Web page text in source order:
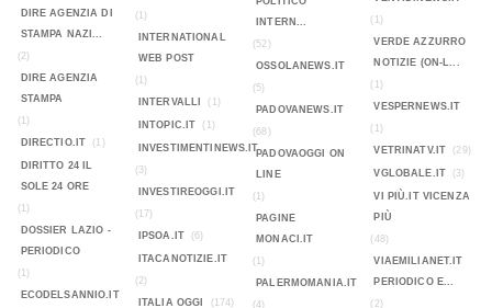
DIRE AGENZIA DI
STAMPA NAZI...
(2)
DIRE AGENZIA
STAMPA
(1)
DIRECTIO.IT
(1)
DIRITTO 24 IL
SOLE 24 ORE
(1)
DOSSIER LAZIO -
PERIODICO
(1)
ECODELSANNIO.IT
(1)
INTERNATIONAL
WEB POST
(1)
INTERVALLI
(1)
INTOPIC.IT (1)
INVESTIMENTINEWS.IT
(3)
INVESTIREOGGI.IT
(17)
IPSOA.IT
(6)
ITACANOTIZIE.IT
(2)
ITALIA OGGI
(174)
INTERN...
(52)
OSSOLANEWS.IT
(5)
PADOVANEWS.IT
(68)
PADOVAOGGI ON
LINE
(1)
PAGINE
MONACI.IT
(1)
PALERMOMANIA.IT
(4)
(1)
VERDE AZZURRO
NOTIZIE (ON-L...
(1)
VESPERNEWS.IT
(1)
VETRINATV.IT
(29)
VGLOBALE.IT (3)
VI PIÙ.IT VICENZA
PIÙ
(48)
VIAEMILIANET.IT
PERIODICO E...
(2)